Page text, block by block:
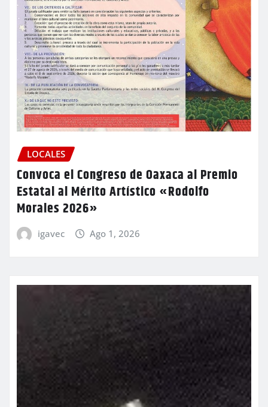
LOCALES
Convoca el Congreso de Oaxaca al Premio
Estatal al Mérito Artístico «Rodolfo
Morales 2026»
igavec Ago 1, 2026